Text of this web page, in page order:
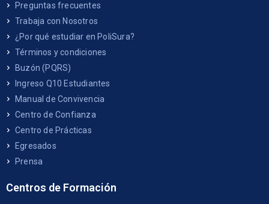
Preguntas frecuentes
Trabaja con Nosotros
¿Por qué estudiar en PoliSura?
Términos y condiciones
Buzón (PQRS)
Ingreso Q10 Estudiantes
Manual de Convivencia
Centro de Confianza
Centro de Prácticas
Egresados
Prensa
Centros de Formación